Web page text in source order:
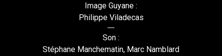
Image Guyane :
Philippe Viladecas
Son :
Stéphane Manchematin, Marc Namblard